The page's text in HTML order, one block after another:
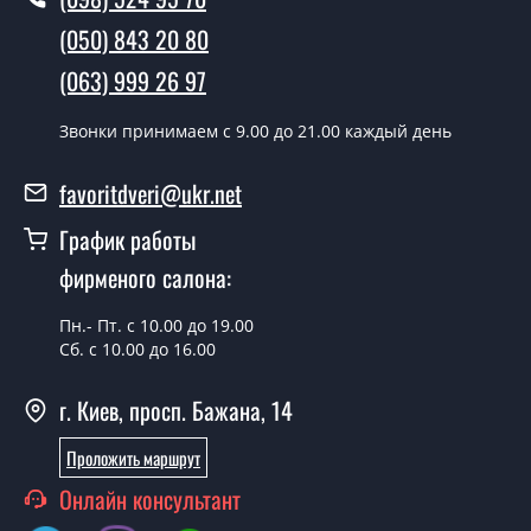
Как быстро можете установить двери
Замок Mottura 54.797 двуключевой?
условии наличия их на складе, либо на следующий
замерщика?
Да можно.
У вас есть в наличии готовые замки?
замков.
Какая стоимость самых дешевых
дверных замков?
(050) 843 20 80
(063) 999 26 97
Звонки принимаем c 9.00 до 21.00 каждый день
favoritdveri@ukr.net
График работы
фирменого салона:
Пн.- Пт. с 10.00 до 19.00
Сб. с 10.00 до 16.00
г. Киев, просп. Бажана, 14
Проложить маршрут
Онлайн консультант